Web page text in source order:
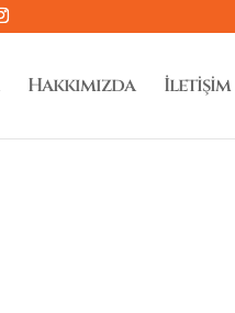
Hakkımızda İletişim